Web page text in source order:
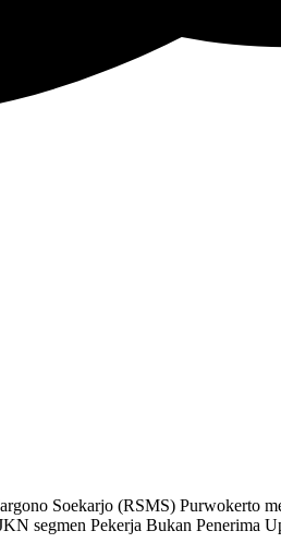
Soekarjo (RSMS) Purwokerto
segmen Pekerja Bukan Penerima